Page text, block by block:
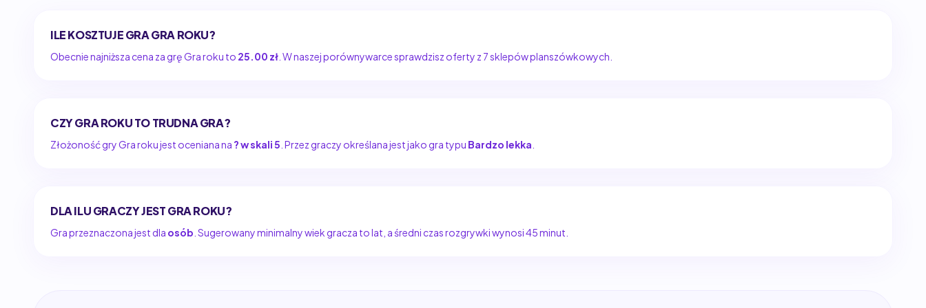
ILE KOSZTUJE GRA GRA ROKU?
Obecnie najniższa cena za grę Gra roku to 25.00 zł . W naszej porównywarce sprawdzisz oferty z 7 sklepów planszówkowych.
CZY GRA ROKU TO TRUDNA GRA?
Złożoność gry Gra roku jest oceniana na ? w skali 5 . Przez graczy określana jest jako gra typu Bardzo lekka
DLA ILU GRACZY JEST GRA ROKU?
Gra przeznaczona jest dla osób . Sugerowany minimalny wiek gracza to lat, a średni czas rozgrywki wynosi 45 minut.